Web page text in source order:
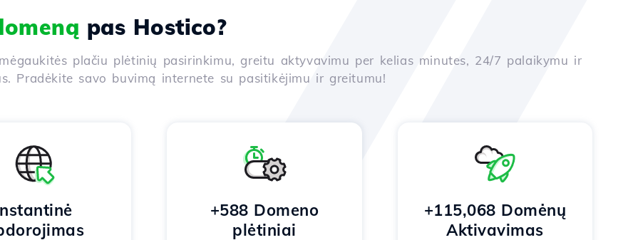
pas Hostico?
plačiu plėtinių pasirinkimu, greitu aktyvavimu per kelias minutes, 24/7 palaikymu ir
Pradėkite savo buvimą internete su pasitikėjimu ir greitumu!
+588 Domeno
plėtiniai
+115,068 Domėnų
Aktivavimas